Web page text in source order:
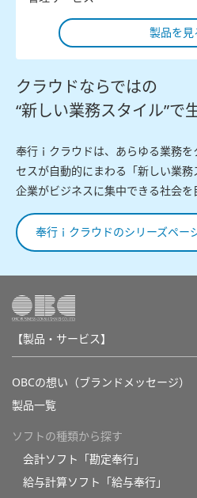
製品を見
クラウドならではの
“新しい業務スタイル”で
奉行ｉクラウドは、あらゆる業務を
セスが自動的にまわる「新しい業
企業がビジネスに集中できる社会を
奉行ｉクラウドのシリーズペー
【製品・サービス】
OBCの想い（ブランドメッセージ）
製品一覧
ソフトの種類から探す
会計ソフト「勘定奉行」
給与計算ソフト「給与奉行」